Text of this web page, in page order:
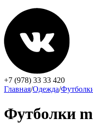
+7 (978) 33 33 420
Главная/Одежда/
Футболки